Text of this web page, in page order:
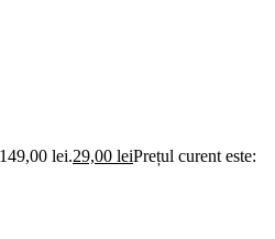
lei.29,00 leiPrețul curent este: